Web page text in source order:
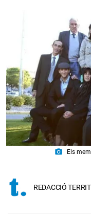
photo_camera Els
REDACCIÓ